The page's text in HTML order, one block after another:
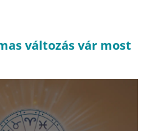
változás vár most